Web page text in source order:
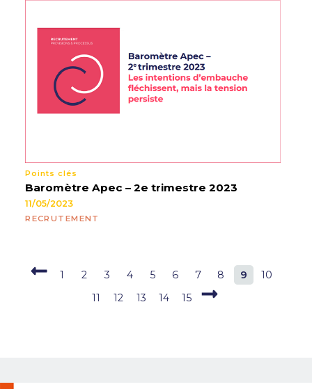
Points clés
Baromètre Apec – 2e trimestre 2023
11/05/2023
RECRUTEMENT
1 2 3 4 5 6 7 8 9
10
11
12 13 14 15